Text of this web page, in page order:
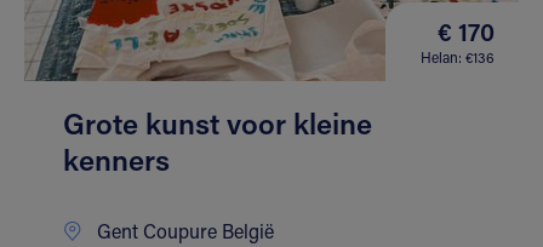
€ 170
Helan: €136
Grote kunst voor kleine
kenners
Gent Coupure België